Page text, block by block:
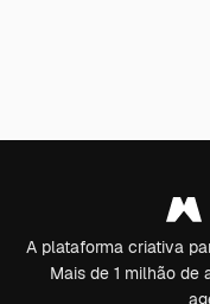
A plataforma criativa
Mais de 1 milhão de